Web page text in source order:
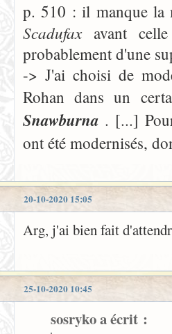
p. 510 : il manque la
Scadufaxavant
probablement d'une
-> J'ai choisi de
Rohan dans un
Snawburna . [...]
ont été modernisés,
20-10-2020 15:05
Arg, j'ai bien fait
25-10-2020 10:45
sosryko a écrit :